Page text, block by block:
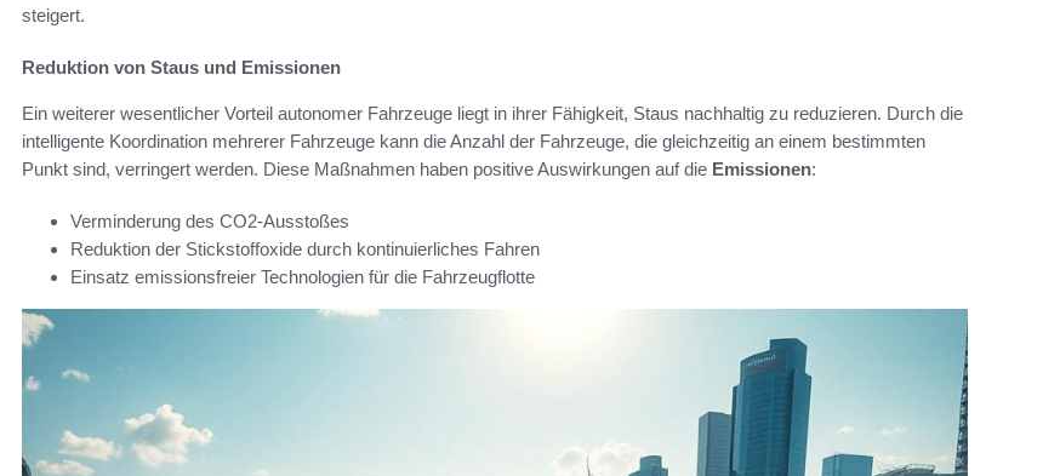
steigert.
Reduktion von Staus und Emissionen
Ein weiterer wesentlicher Vorteil autonomer Fahrzeuge liegt in ihrer Fähigkeit, Staus nachhaltig zu reduzieren. Durch die
intelligente Koordination mehrerer Fahrzeuge kann die Anzahl der Fahrzeuge, die gleichzeitig an einem bestimmten
Punkt sind, verringert werden. Diese Maßnahmen haben positive Auswirkungen auf die Emissionen:
Verminderung des CO2-Ausstoßes
Reduktion der Stickstoffoxide durch kontinuierliches Fahren
Einsatz emissionsfreier Technologien für die Fahrzeugflotte